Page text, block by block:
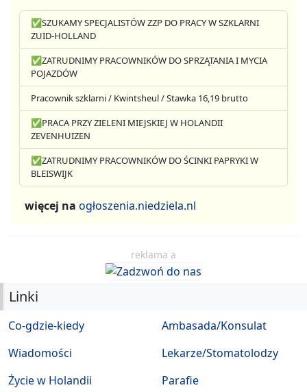
✅SZUKAMY SPECJALISTÓW ZZP DO PRACY W SZKLARNI
ZUID-HOLLAND
✅ZATRUDNIMY PRACOWNIKÓW DO SPRZĄTANIA I MYCIA
POJAZDÓW
Pracownik szklarni / Kwintsheul / Stawka 16,19 brutto
✅PRACA PRZY ZIELENI MIEJSKIEJ W HOLANDII
ZEVENHUIZEN
✅ZATRUDNIMY PRACOWNIKÓW DO ŚCINKI PAPRYKI W
BLEISWIJK
więcej na ogłoszenia.niedziela.nl
reklama a
Linki
Co-gdzie-kiedy
Wiadomości
Życie w Holandii
Ambasada/Konsulat
Lekarze/Stomatolodzy
Parafie